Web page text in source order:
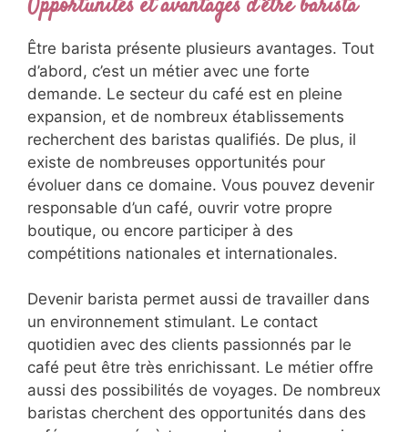
Être barista présente plusieurs avantages. Tout
d’abord, c’est un métier avec une forte
demande. Le secteur du café est en pleine
expansion, et de nombreux établissements
recherchent des baristas qualifiés. De plus, il
existe de nombreuses opportunités pour
évoluer dans ce domaine. Vous pouvez devenir
responsable d’un café, ouvrir votre propre
boutique, ou encore participer à des
compétitions nationales et internationales.
Devenir barista permet aussi de travailler dans
un environnement stimulant. Le contact
quotidien avec des clients passionnés par le
café peut être très enrichissant. Le métier offre
aussi des possibilités de voyages. De nombreux
baristas cherchent des opportunités dans des